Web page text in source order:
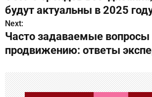
а
в
и
а
будут актуальны в 2025
Next:
Часто задаваемые вопросы
продвижению: ответы